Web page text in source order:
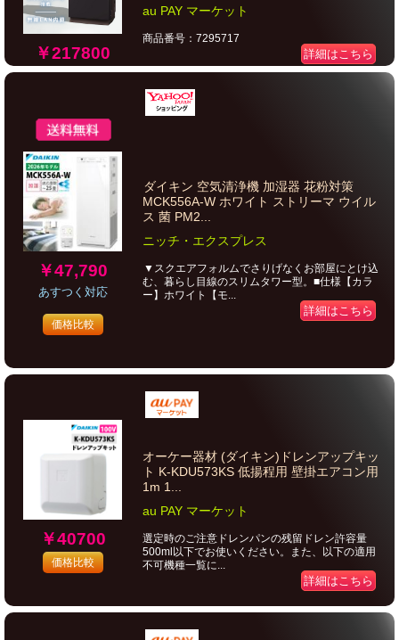
￥217800
au PAY マーケット
商品番号：7295717
詳細はこちら
￥47,790
あすつく対応
価格比較
ダイキン 空気清浄機 加湿器 花粉対策
MCK556A-W ホワイト ストリーマ ウイル
ス 菌 PM2...
ニッチ・エクスプレス
▼スクエアフォルムでさりげなくお部屋にとけ込
む、暮らし目線のスリムタワー型。■仕様【カラ
ー】ホワイト【モ...
詳細はこちら
￥40700
価格比較
オーケー器材 (ダイキン)ドレンアップキッ
ト K-KDU573KS 低揚程用 壁掛エアコン用
1m 1...
au PAY マーケット
選定時のご注意ドレンパンの残留ドレン許容量
500ml以下でお使いください。また、以下の適用
不可機種一覧に...
詳細はこちら